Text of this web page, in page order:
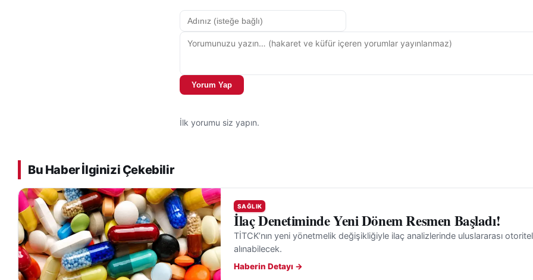
Yorum Yap
İlk yorumu siz yapın.
Bu Haber İlginizi Çekebilir
SAĞLIK
İlaç Denetiminde Yeni Dönem Resmen Başladı!
TİTCK’nın yeni yönetmelik değişikliğiyle ilaç analizlerinde uluslararası
alınabilecek.
Haberin Detayı →